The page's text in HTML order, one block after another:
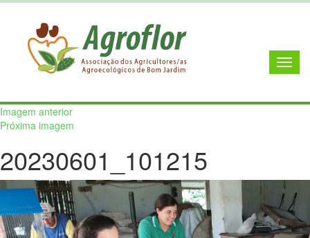
Imagem anterior
Próxima imagem
20230601_101215